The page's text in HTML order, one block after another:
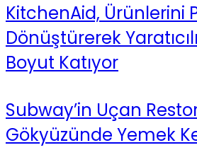
KitchenAid, Ürünlerini
Dönüştürerek
Boyut Katıyor
Subway’in Uçan
Gökyüzünde Yemek